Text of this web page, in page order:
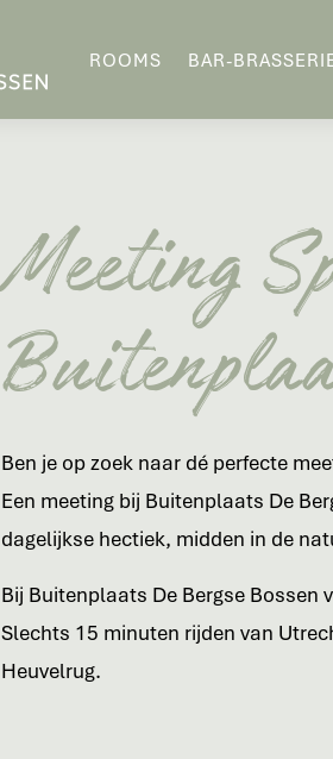
ROOMS BAR-
Meeting
Ben je op zoek naar dé perfecte
Een meeting bij Buitenplaats De
dagelijkse hectiek, midden in de
Bij Buitenplaats De Bergse
Slechts 15 minuten rijden van
Heuvelrug.